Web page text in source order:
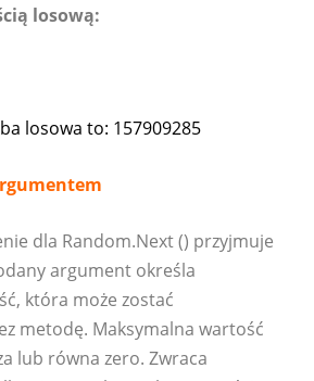
losową:
losowa to: 157909285
dla Random.Next () przyjmuje
argument określa
która może zostać
metodę. Maksymalna wartość
lub równa zero. Zwraca